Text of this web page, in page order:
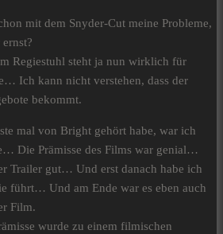
mit dem Snyder-Cut meine Probleme,
Regiestuhl steht ja nun wirklich für
Ich kann nicht verstehen, dass der
bekommt.
mal von Bright gehört habe, war ich
Die Prämisse des Films war genial…
Trailer gut… Und erst danach habe ich
führt… Und am Ende war es eben auch
Film.
wurde zu einem filmischen